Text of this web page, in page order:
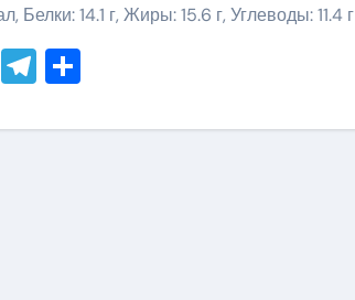
Белки: 14.1 г, Жиры: 15.6 г, Углеводы: 11.4 г
VKTelegram